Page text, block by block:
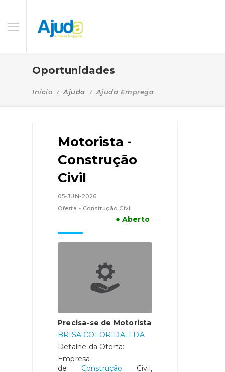
Oportunidades
Início Ajuda Ajuda Emprega
Motorista -
Construção
Civil
05-JUN-2026
Oferta - Construção Civil
● Aberto
Precisa-se de Motorista
BRISA COLORIDA, LDA
Detalhe da Oferta:
Empresa
de Construção Civil,